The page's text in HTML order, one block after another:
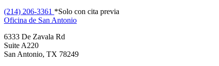
(214) 206-3361 *Solo con cita previa
Oficina de San Antonio
6333 De Zavala Rd
Suite A220
San Antonio, TX 78249